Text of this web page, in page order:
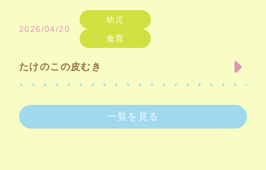
2026/04/20
幼児
食育
たけのこの皮むき
一覧を見る